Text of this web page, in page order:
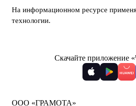
На информационном ресурсе
технологии.
Скачайте приложение
ООО «ГРАМОТА»